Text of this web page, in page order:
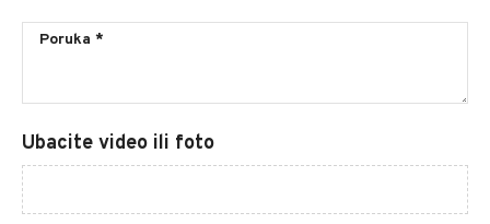
Ubacite video ili foto